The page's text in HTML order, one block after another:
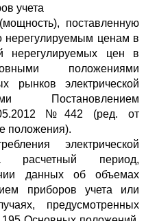
учета
поставленную
нерегулируемым ценам в
нерегулируемых цен в
положениями
рынков электрической
Постановлением
№442 (ред. от
положения).
электрической
расчетный период,
данных об объемах
приборов учета или
предусмотренных